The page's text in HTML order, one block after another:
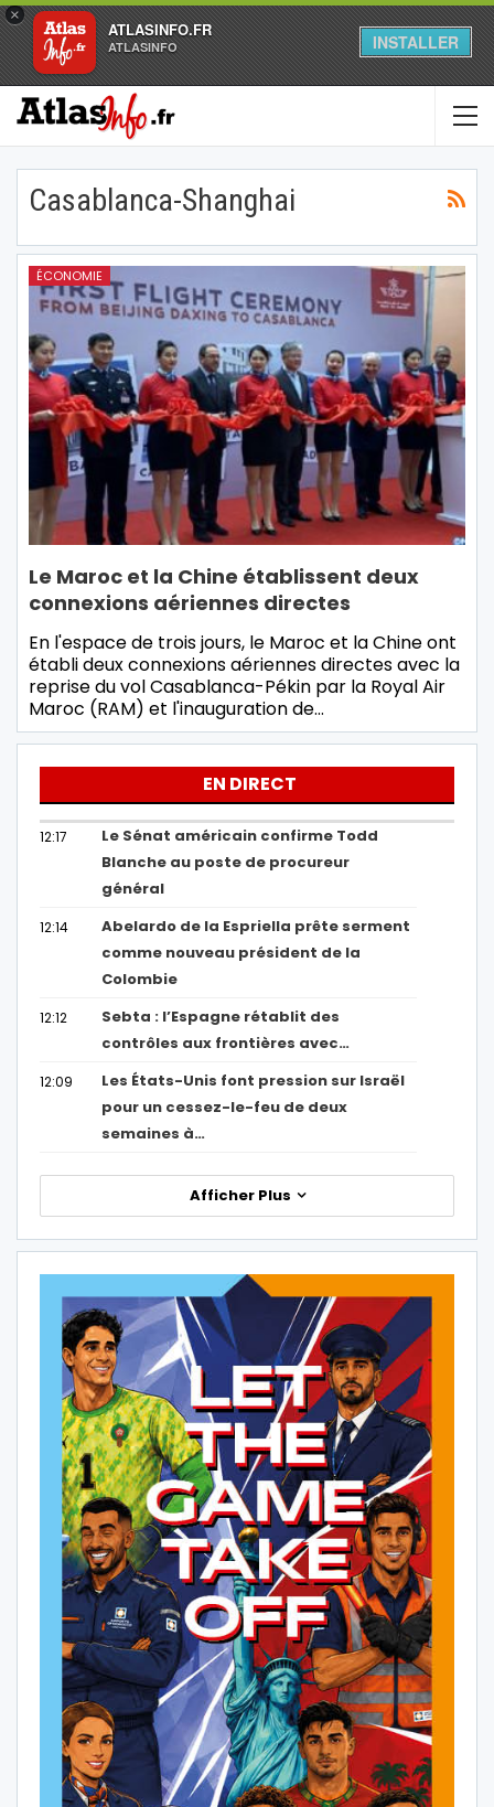
×
ATLASINFO.FR
ATLASINFO INSTALLER
Casablanca-Shanghai
ÉCONOMIE
Le Maroc et la Chine établissent deux
connexions aériennes directes
En l'espace de trois jours, le Maroc et la Chine ont
établi deux connexions aériennes directes avec la
reprise du vol Casablanca-Pékin par la Royal Air
Maroc (RAM) et l'inauguration de…
EN DIRECT
12:17
Le Sénat américain confirme Todd
Blanche au poste de procureur
général
12:14
Abelardo de la Espriella prête serment
comme nouveau président de la
Colombie
12:12
Sebta : l’Espagne rétablit des
contrôles aux frontières avec…
12:09
Les États-Unis font pression sur Israël
pour un cessez-le-feu de deux
semaines à…
Afficher Plus